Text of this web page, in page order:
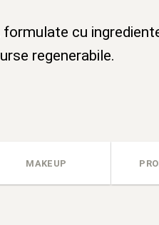
cu
regenerabile.
MAKEUP